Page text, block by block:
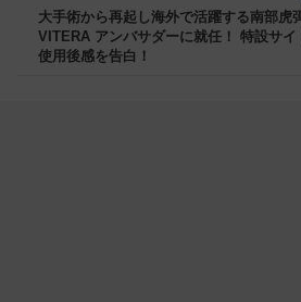
大手術から再起し海外で活躍する南部虎
VITERA アンバサダーに就任！ 特設サイ
使用後感を告白！